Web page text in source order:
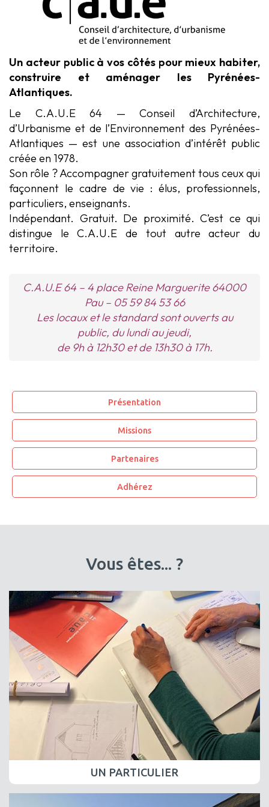
Un acteur public à vos côtés pour mieux habiter,
construire et aménager les Pyrénées-
Atlantiques.
Le C.A.U.E 64 — Conseil d’Architecture,
d’Urbanisme et de l’Environnement des Pyrénées-
Atlantiques — est une association d’intérêt public
créée en 1978.
Son rôle ? Accompagner gratuitement tous ceux qui
façonnent le cadre de vie : élus, professionnels,
particuliers, enseignants.
Indépendant. Gratuit. De proximité. C’est ce qui
distingue le C.A.U.E de tout autre acteur du
territoire.
C.A.U.E 64 – 4 place Reine Marguerite 64000
Pau – 05 59 84 53 66
Les locaux et le standard sont ouverts au
public, du lundi au jeudi,
de 9h à 12h30 et de 13h30 à 17h.
Présentation
Missions
Partenaires
Adhérez
Vous êtes... ?
UN PARTICULIER